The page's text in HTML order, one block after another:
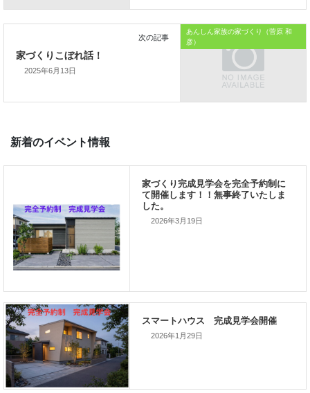
おうちのはなしからでした
では、では。
家づくりを通じて、
ご家族が幸せになるお手伝いをする」
家づくりこぼれ話！
あんしん家族の家づくり（菅原 和
彦）
2025年6月13日
2026年3月19日
2026年1月29日